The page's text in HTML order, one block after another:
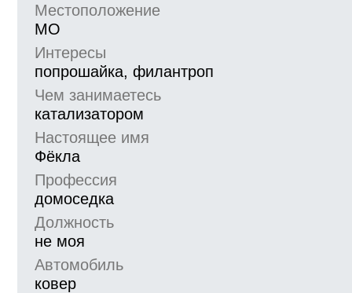
Местоположение
МО
Интересы
попрошайка, филантроп
Чем занимаетесь
катализатором
Настоящее имя
Фёкла
Профессия
домоседка
Должность
не моя
Автомобиль
ковер